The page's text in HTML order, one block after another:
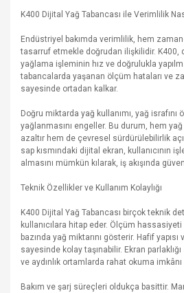
K400 Dijital Yağ Tabancası ile Verimlilik
Endüstriyel bakımda verimlilik, hem
tasarruf etmekle doğrudan ilişkilidir.
yağlama işleminin hız ve doğrulukla
tabancalarda yaşanan ölçüm hataları ve
sayesinde ortadan kalkar.
Doğru miktarda yağ kullanımı, yağ israfını
yağlanmasını engeller. Bu durum, hem
azaltır hem de çevresel sürdürülebilirlik
sap kısmındaki dijital ekran, kullanıcının
almasını mümkün kılarak, iş akışında
Teknik Özellikler ve Kullanım Kolaylığı
K400 Dijital Yağ Tabancası birçok teknik
kullanıcılara hitap eder. Ölçüm
bazında yağ miktarını gösterir. Hafif yapısı
sayesinde kolay taşınabilir. Ekran
ve aydınlık ortamlarda rahat okuma imkânı
Bakım ve şarj süreçleri oldukça basittir.